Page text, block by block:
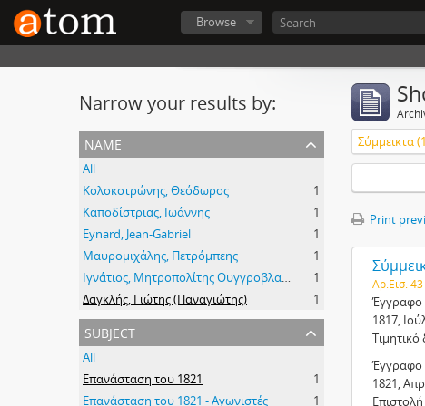
Browse
Narrow your results by:
name
All
Κολοκοτρώνης, Θεόδωρος
1
Καποδίστριας, Ιωάννης
1
Eynard, Jean-Gabriel
1
Μαυρομιχάλης, Πετρόμπεης
1
Ιγνάτιος, Μητροπολίτης Ουγγροβλαχίας
1
Δαγκλής, Γιώτης (Παναγιώτης)
1
subject
All
Επανάσταση του 1821
1
Επανάσταση του 1821 - Αγωνιστές
1
Σύμμεικτα
Print
Αρ.Εισ. 43
Έγγραφο
1817,
Έγγραφο
1821,